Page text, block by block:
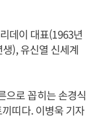
데이 대표(1963년
), 유신열 신세계
으로 꼽히는 손경식
띠다. 이병욱 기자